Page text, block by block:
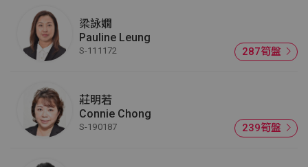
梁詠嫺
Pauline Leung
S-111172 287筍盤
莊明若
Connie Chong
S-190187 239筍盤